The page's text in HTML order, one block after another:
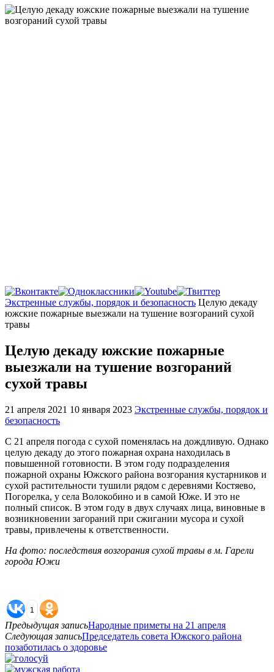
Главная
Экстренные службы, порядок и безопасность Целую декаду
южские пожарные выезжали на тушение возгораний сухой
травы
Целую декаду южские пожарные
выезжали на тушение возгораний
сухой травы
21 апреля 2021 10 января 2023 Экстренные службы, порядок и
безопасность
С 21 апреля погода с сухой поменялась на дождливую. Однако
целую декаду до этого пожарная охрана находилась в
повышенной готовности. В этом году подразделения
пожарной охраны Южского района возгорания кустарников и
сухой растительности тушили рядом с деревнями Костяево,
Погорелка, у села Волокобино и в самой Юже. И это не
полный список. В этом году в двух случаях лица, виновные в
возникновении загораний при сжигании мусора и сухой
травы, привлечены к ответственности.
На фото: последствия возгорания сухой травы в м. Гарели
города Южи
1
Предыдущая записьНародные приметы на 21 апреля
Следующая записьПредседатель совета Южского района
позаботилась о здоровье